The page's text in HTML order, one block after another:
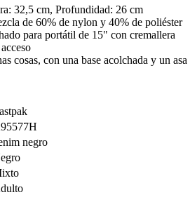
32,5 cm, Profundidad: 26 cm
de 60% de nylon y 40% de poliéster
para portátil de 15" con cremallera
cosas, con una base acolchada y un asa
negro